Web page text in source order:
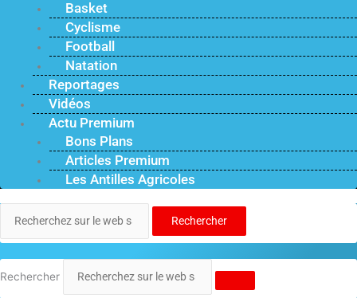
Basket
Cyclisme
Football
Natation
Reportages
Vidéos
Actu Premium
Bons Plans
Articles Premium
Les Antilles Agricoles
Rechercher
Rechercher